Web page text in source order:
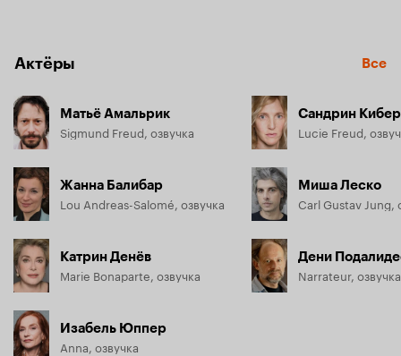
Актёры Все
Матьё Амальрик
Sigmund Freud, озвучка
Жанна Балибар
Lou Andreas-Salomé, озвучка
Катрин Денёв
Marie Bonaparte, озвучка
Изабель Юппер
Anna, озвучка
Сандрин
Lucie Freud,
Миша Леско
Carl Gustav Jung,
Дени
Narrateur, озвучка